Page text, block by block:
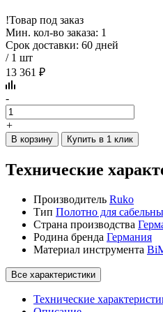
!Товар под заказ
Мин. кол-во заказа: 1
Срок доставки: 60 дней
/ 1 шт
13 361 ₽
-
+
В корзину Купить в 1 клик
Технические
Производитель Ruko
Тип Полотно для
Страна производства
Родина бренда Германия
Материал инструмента
Все характеристики
Технические